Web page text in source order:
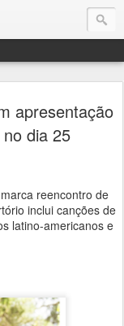
apresentação
dia 25
reencontro de
inclui canções de
latino-americanos e